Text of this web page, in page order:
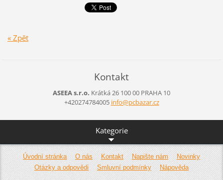
« Zpět
Kontakt
ASEEA s.r.o. Krátká 26 100 00 PRAHA 10
+420274784005 info@pcbazar.cz
Kategorie
Úvodní stránka O nás Kontakt Napište nám
Novinky
Otázky a odpovědi
Smluvní podmínky Nápověda